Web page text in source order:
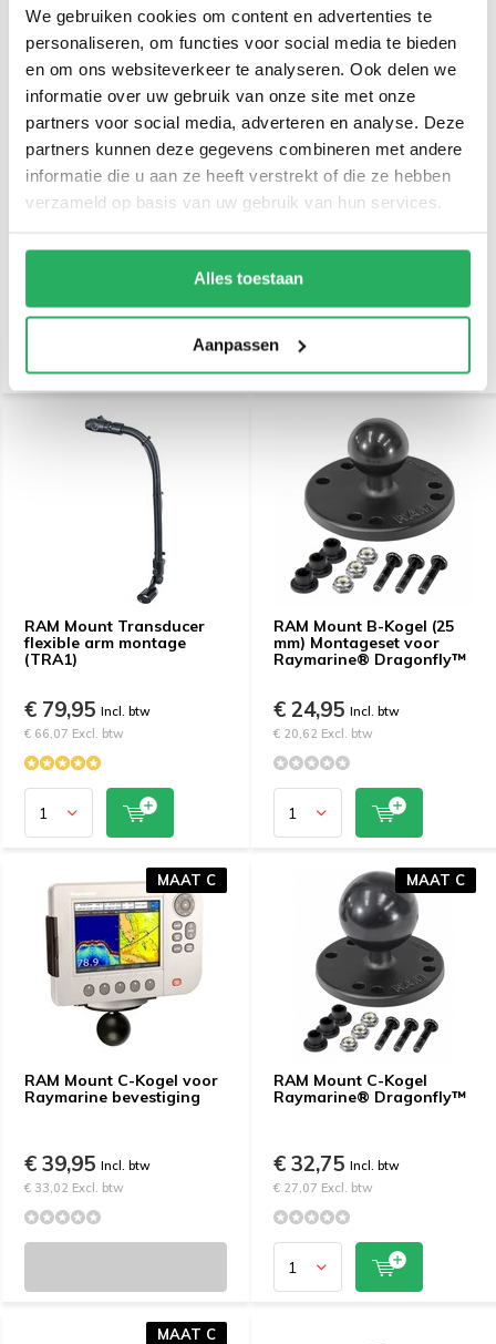
We gebruiken cookies om content en advertenties te
personaliseren, om functies voor social media te bieden
en om ons websiteverkeer te analyseren. Ook delen we
informatie over uw gebruik van onze site met onze
partners voor social media, adverteren en analyse. Deze
partners kunnen deze gegevens combineren met andere
informatie die u aan ze heeft verstrekt of die ze hebben
verzameld op basis van uw gebruik van hun services.
Alles toestaan
Aanpassen
RAM Mount Zuignap
combinatie montageset
M6 kogel Raymarine
€ 59,95
RAM Mount Transducer
HydroWave™ Speaker
Mount flexible arm
€ 84,95
€ 70,21 Excl. btw
RAM Mount Transducer
flexible arm montage
(TRA1)
€ 79,95 Incl. btw
€ 66,07 Excl. btw
RAM Mount B-Kogel (25
mm) Montageset voor
Raymarine® Dragonfly™
€ 24,95 Incl. btw
€ 20,62 Excl. btw
RAM Mount C-Kogel voor
Raymarine bevestiging
MAAT C
€ 39,95 Incl. btw
€ 33,02 Excl. btw
RAM Mount C-Kogel
Raymarine® Dragonfly™
MAAT C
€ 32,75 Incl. btw
€ 27,07 Excl. btw
MAAT C